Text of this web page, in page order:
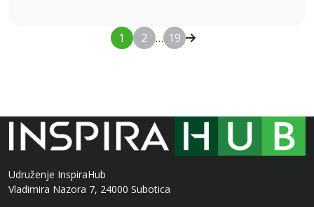
1 2 … 19
Udruženje InspiraHub
Vladimira Nazora 7, 24000 Subotica